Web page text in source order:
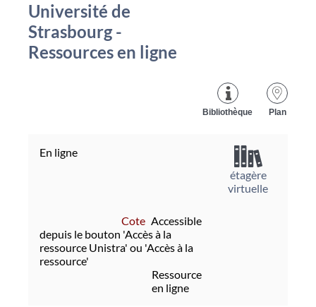
Université de
Strasbourg -
Ressources en ligne
Plan
Bibliothèque
En ligne
Cote Accessible
depuis le bouton 'Accès à la
ressource Unistra' ou 'Accès à la
ressource'
Ressource
en ligne
étagère
virtuelle